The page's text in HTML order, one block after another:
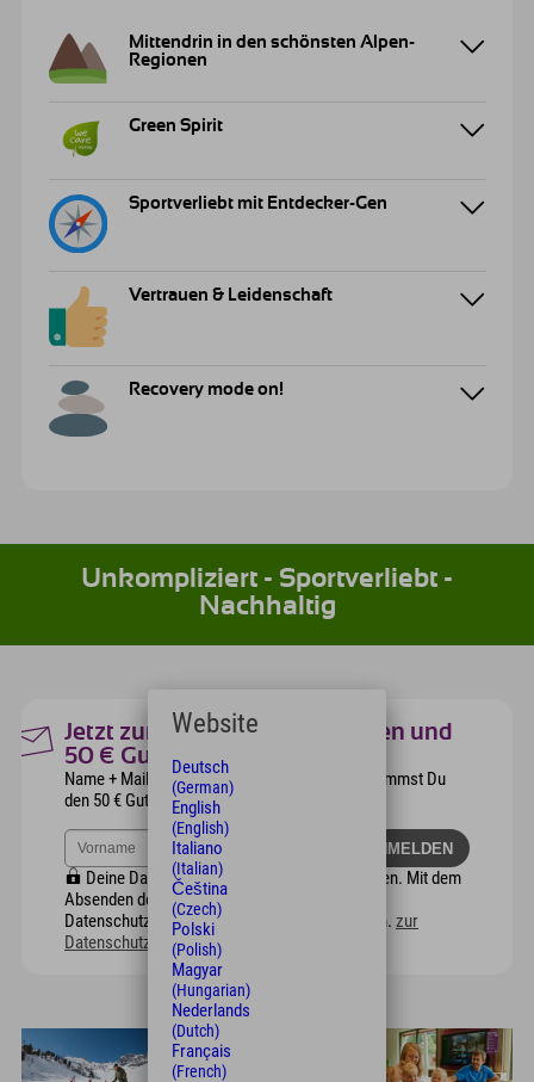
Mittendrin in den schönsten Alpen-
Regionen
Green Spirit
Sportverliebt mit Entdecker-Gen
Vertrauen & Leidenschaft
Recovery mode on!
Unkompliziert - Sportverliebt -
Nachhaltig
Jetzt zum Newsletter anmelden und
50 € Gutschein sichern
Name + Mailadresse eingeben und schon bekommst Du
den 50 € Gutschein für Deinen Osterurlaub.
Deine Daten werden verschlüsselt übertragen. Mit dem
Absenden des Formulars habe ich die
Datenschutzerklärung zur Kenntnis genommen. zur
Datenschutzerklärung
Website
Deutsch
(German)
English
(English)
Italiano
(Italian)
Čeština
(Czech)
Polski
(Polish)
Magyar
(Hungarian)
Nederlands
(Dutch)
Français
(French)